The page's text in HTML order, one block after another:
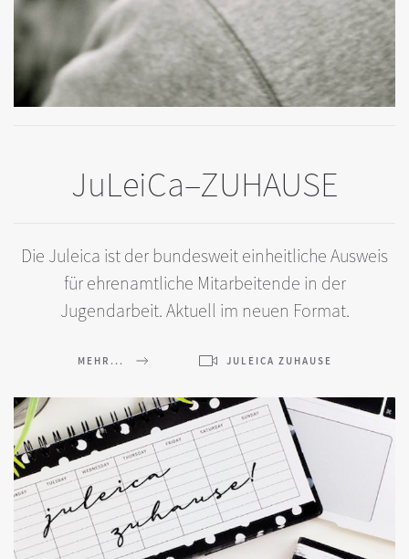
JuLeiCa–ZUHAUSE
Die Juleica ist der bundesweit einheitliche Ausweis
für ehrenamtliche Mitarbeitende in der
Jugendarbeit. Aktuell im neuen Format.
MEHR... JULEICA ZUHAUSE